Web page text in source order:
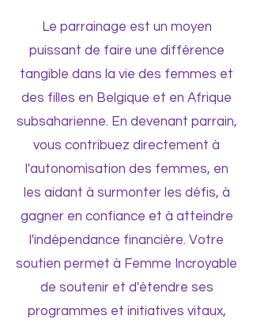
Le parrainage est un moyen
puissant de faire une différence
tangible dans la vie des femmes et
des filles en Belgique et en Afrique
subsaharienne. En devenant parrain,
vous contribuez directement à
l'autonomisation des femmes, en
les aidant à surmonter les défis, à
gagner en confiance et à atteindre
l'indépendance financière. Votre
soutien permet à Femme Incroyable
de soutenir et d'étendre ses
programmes et initiatives vitaux,